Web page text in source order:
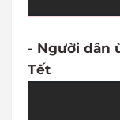
- Người dân
Tết